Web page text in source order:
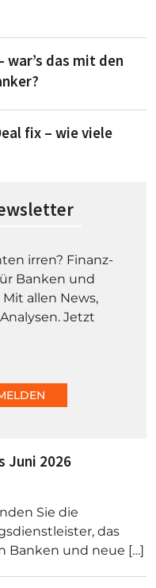
das mit den
fix – wie viele
irren? Finanz-
Banken und
allen News,
Jetzt
Juni 2026
Sie die
das
Banken und neue […]